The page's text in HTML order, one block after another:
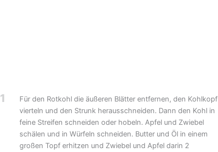
1
Für den Rotkohl die äußeren Blätter entfernen, den Kohlkopf
vierteln und den Strunk herausschneiden. Dann den Kohl in
feine Streifen schneiden oder hobeln. Apfel und Zwiebel
schälen und in Würfeln schneiden. Butter und Öl in einem
großen Topf erhitzen und Zwiebel und Apfel darin 2